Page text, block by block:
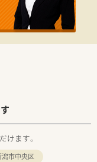
けます。
潟市中央区